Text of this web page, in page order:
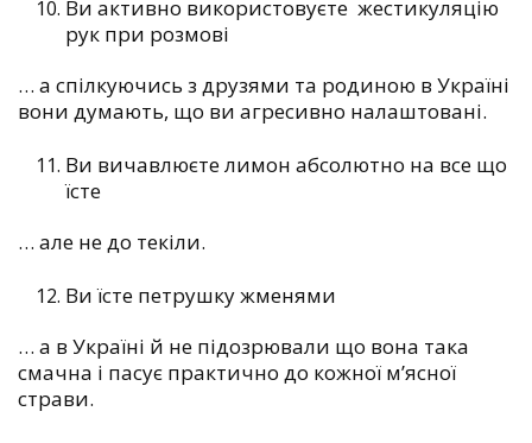
Ви активно використовуєте жестикуляцію
рук при розмові
… а спілкуючись з друзями та родиною в Україні
вони думають, що ви агресивно налаштовані.
Ви вичавлюєте лимон абсолютно на все що
їсте
… але не до текіли.
Ви їсте петрушку жменями
… а в Україні й не підозрювали що вона така
смачна і пасує практично до кожної м’ясної
страви.